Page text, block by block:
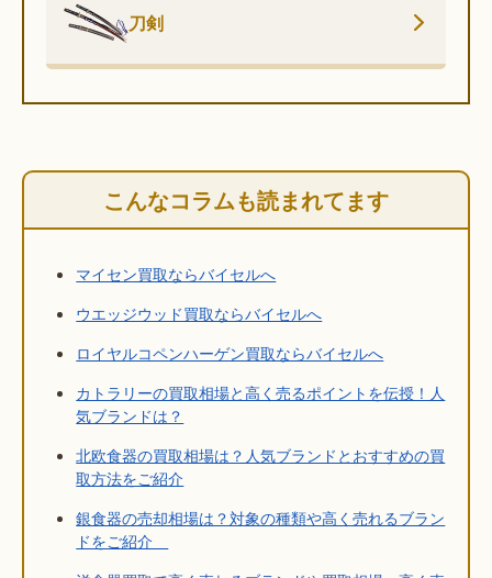
刀剣
こんなコラムも読まれてます
マイセン買取ならバイセルへ
ウエッジウッド買取ならバイセルへ
ロイヤルコペンハーゲン買取ならバイセルへ
カトラリーの買取相場と高く売るポイントを伝授！人
気ブランドは？
北欧食器の買取相場は？人気ブランドとおすすめの買
取方法をご紹介
銀食器の売却相場は？対象の種類や高く売れるブラン
ドをご紹介